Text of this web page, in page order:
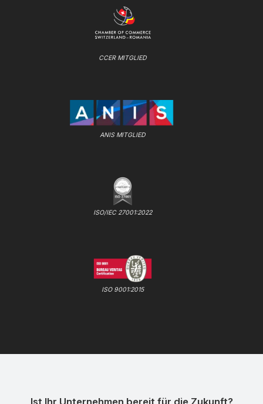
CCER MITGLIED
ANIS MITGLIED
ISO/IEC 27001:2022
ISO 9001:2015